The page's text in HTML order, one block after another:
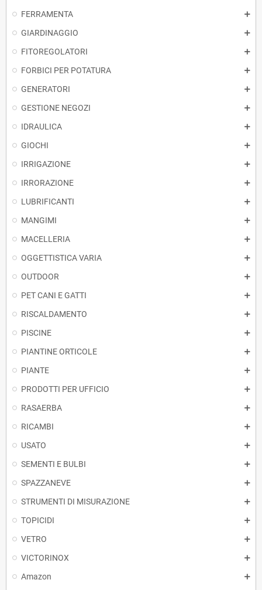
FERRAMENTA
GIARDINAGGIO
FITOREGOLATORI
FORBICI PER POTATURA
GENERATORI
GESTIONE NEGOZI
IDRAULICA
GIOCHI
IRRIGAZIONE
IRRORAZIONE
LUBRIFICANTI
MANGIMI
MACELLERIA
OGGETTISTICA VARIA
OUTDOOR
PET CANI E GATTI
RISCALDAMENTO
PISCINE
PIANTINE ORTICOLE
PIANTE
PRODOTTI PER UFFICIO
RASAERBA
RICAMBI
USATO
SEMENTI E BULBI
SPAZZANEVE
STRUMENTI DI MISURAZIONE
TOPICIDI
VETRO
VICTORINOX
Amazon